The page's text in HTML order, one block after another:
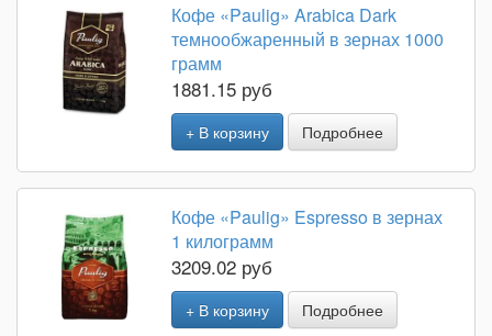
Кофе «Paulig» Arabica Dark
темнообжаренный в зернах 1000
грамм
1881.15 руб
+ В корзину Подробнее
Кофе «Paulig» Espresso в зернах
1 килограмм
3209.02 руб
+ В корзину Подробнее